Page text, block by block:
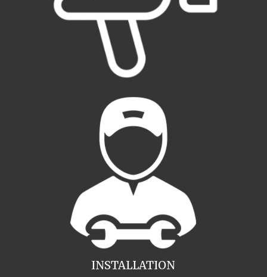
INSTALLATION